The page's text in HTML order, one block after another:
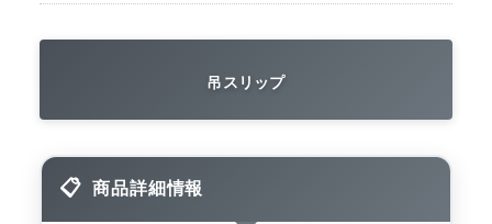
吊スリップ
商品詳細情報